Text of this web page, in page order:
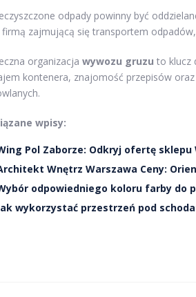
odpady powinny być
firmą zajmującą się transportem
organizacja wywozu gruzu to klucz
kontenera, znajomość przepisów
wpisy:
Pol Zaborze: Odkryj ofertę sklepu
Wnętrz Warszawa Ceny:
odpowiedniego koloru farby do
wykorzystać przestrzeń pod